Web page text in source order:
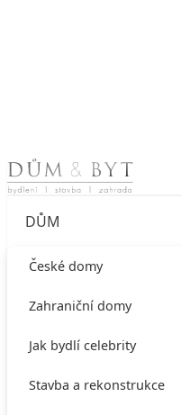
Skip to content
DŮM
České domy
Zahraniční domy
Jak bydlí celebrity
Stavba a rekonstrukce